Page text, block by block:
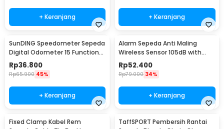
+ Keranjang + Keranjang
SunDING Speedometer Sepeda
Digital Odometer 15 Function
LCD Display - SD-548B
Rp36.800
Rp65.900 45%
+ Keranjang
Alarm Sepeda Anti Maling
Wireless Sensor 105dB with
Remote Control - TE-168
Rp52.400
Rp79.000 34%
+ Keranjang
Fixed Clamp Kabel Rem
TaffSPORT Pembersih Rantai